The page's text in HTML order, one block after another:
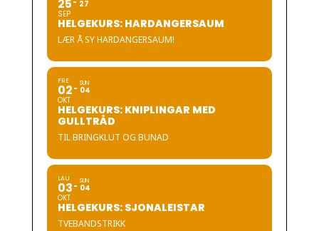
25
SEP
27
HELGEKURS: HARDANGERSAUM
LÆR Å SY HARDANGERSAUM!
FRE
02
OKT
SUN
04
HELGEKURS: KNIPLINGAR MED
GULLTRÅD
TIL BRINGKLUT OG BUNAD
LAU
03
OKT
SUN
04
HELGEKURS: SJONALEISTAR
TVEBANDSTRIKK